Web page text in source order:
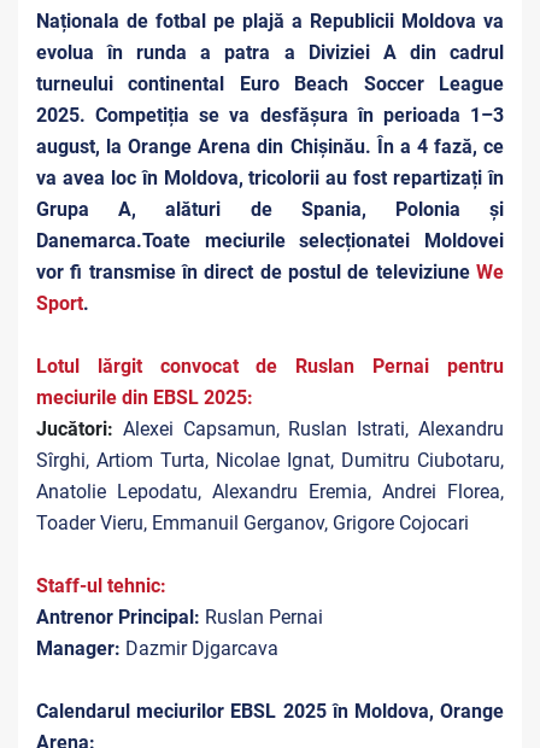
Naționala de fotbal pe plajă a Republicii Moldova va
evolua în runda a patra a Diviziei A din cadrul
turneului continental Euro Beach Soccer League
2025. Competiția se va desfășura în perioada 1–3
august, la Orange Arena din Chișinău. În a 4 fază, ce
va avea loc în Moldova, tricolorii au fost repartizați în
Grupa A, alături de Spania, Polonia și
Danemarca.Toate meciurile selecționatei Moldovei
vor fi transmise în direct de postul de televiziune We
Sport.
Lotul lărgit convocat de Ruslan Pernai pentru
meciurile din EBSL 2025:
Jucători: Alexei Capsamun, Ruslan Istrati, Alexandru
Sîrghi, Artiom Turta, Nicolae Ignat, Dumitru Ciubotaru,
Anatolie Lepodatu, Alexandru Eremia, Andrei Florea,
Toader Vieru, Emmanuil Gerganov, Grigore Cojocari
Staff-ul tehnic:
Antrenor Principal: Ruslan Pernai
Manager: Dazmir Djgarcava
Calendarul meciurilor EBSL 2025 în Moldova, Orange
Arena: